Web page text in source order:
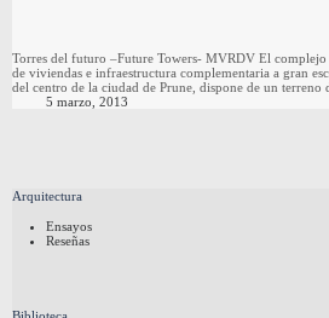
Torres del futuro –Future Towers- MVRDV El
de viviendas e infraestructura complementaria a gran
del centro de la ciudad de Prune, dispone de un terreno
5 marzo, 2013
Arquitectura
Ensayos
Reseñas